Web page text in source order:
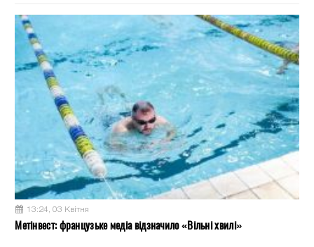
13:24, 03 Квітня
Метінвест: французьке медіа відзначило «Вільні хвилі»